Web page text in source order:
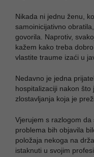
Nikada ni jednu ženu,
samoinicijativno
govorila. Naprotiv,
kažem kako treba
vlastite traume izaći u
Nedavno je jedna
hospitalizaciji nakon
zlostavljanja koja je
Vjerujem s razlogom
problema bih objavila
položaja nekoga na
istaknuti u svojim